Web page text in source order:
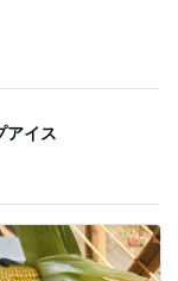
アイス